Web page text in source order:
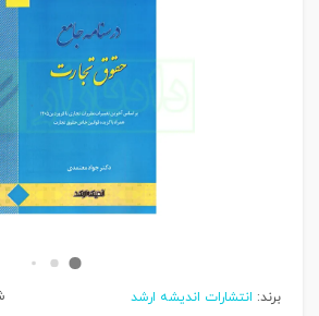
برند: انتشارات اندیشه ارشد